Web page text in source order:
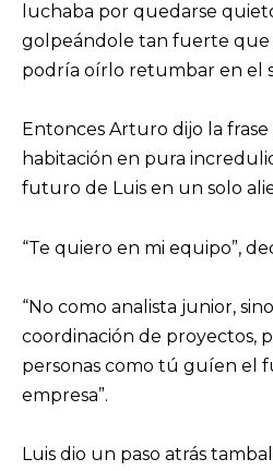
luchaba por quedarse
golpeándole tan fuerte
podría oírlo retumbar en el
Entonces Arturo dijo la
habitación en pura
futuro de Luis en un solo
“Te quiero en mi equipo”,
“No como analista junior,
coordinación de proyectos,
personas como tú guíen el
empresa”.
Luis dio un paso atrás